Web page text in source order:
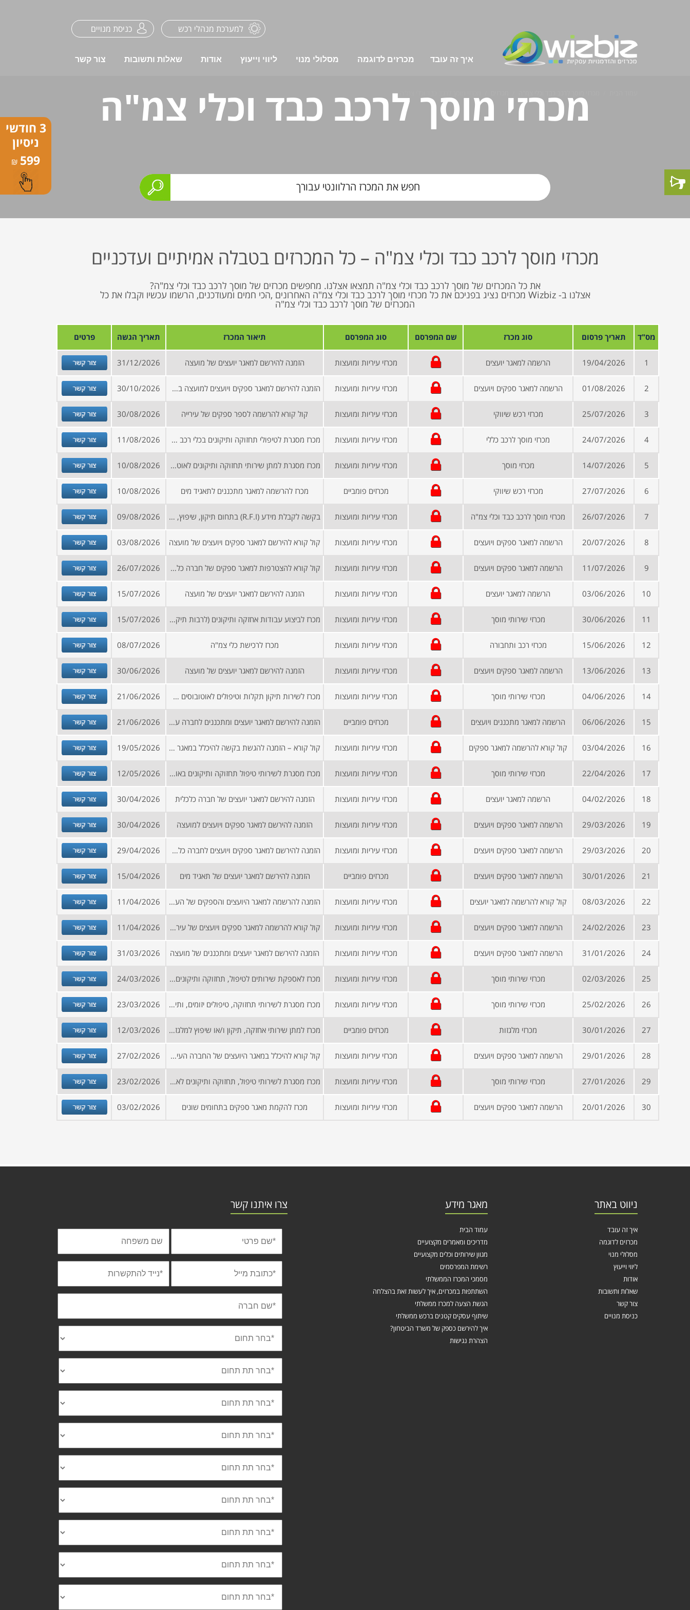
כניסת מנויים למערכת מנהלי רכש
איך זה עובד מכרזים לדוגמה מסלולי מנוי ליווי וייעוץ אודות שאלות ותשובות צור קשר
מכרזי מוסך לרכב כבד וכלי צמ"ה
מכרזי מוסך לרכב כבד וכלי צמ"ה – כל המכרזים בטבלה אמיתיים ועדכניים
את כל המכרזים של מוסך לרכב כבד וכלי צמ"ה תמצאו אצלנו. מחפשים מכרזים של מוסך לרכב כבד וכלי צמ"ה?
אצלנו ב- Wizbiz מכרזים נציג בפניכם את כל מכרזי מוסך לרכב כבד וכלי צמ"ה האחרונים ,הכי חמים ומעודכנים, הרשמו עכשיו וקבלו את כל
המכרזים של מוסך לרכב כבד וכלי צמ"ה
מס"ד תאריך פרסום סוג מכרז שם המפרסם סוג המפרסם תיאור המכרז תאריך הגשה פרטים
1
19/04/2026 הרשמה למאגר יועצים מכרזי עיריות ומועצות הזמנה להירשם למאגר יועצים של מועצה 31/12/2026 צור קשר
2
01/08/2026 הרשמה למאגר ספקים ויועצים מכרזי עיריות ומועצות הזמנה להירשם למאגר ספקים ויועצים למועצה בצפון הארץ 30/10/2026 צור קשר
3
25/07/2026 מכרזי רכש שיווקי מכרזי עיריות ומועצות קול קורא להרשמה לספר ספקים של עירייה 30/08/2026 צור קשר
4
24/07/2026 מכרזי מוסך לרכב כללי מכרזי עיריות ומועצות מכרז מסגרת לטיפולי תחזוקה ותיקונים בכלי רכב פרטיים, מסחריים, אוטובוסים ומשאיות של מועצה בצפון הארץ 11/08/2026 צור קשר
5
14/07/2026 מכרזי מוסך מכרזי עיריות ומועצות מכרז מסגרת למתן שירותי תחזוקה ותיקונים לאוטובוסים ומשאיות של מועצה 10/08/2026 צור קשר
6
27/07/2026 מכרזי רכש שיווקי מכרזים פומביים מכרז להרשמה למאגר מתכננים לתאגיד מים 10/08/2026 צור קשר
7
26/07/2026 מכרזי מוסך לרכב כבד וכלי צמ"ה מכרזי עיריות ומועצות בקשה לקבלת מידע (R.F.I) בתחום תיקון, שיפוץ, ייצור, שיקום, בדיקה והנדסה של מכלולי חשמל גדולים, מנועי הסעה, גנרטורים ורכיבי מנועים המשמשים ברכבת ישראל 09/08/2026 צור קשר
8
20/07/2026 הרשמה למאגר ספקים ויועצים מכרזי עיריות ומועצות קול קורא להירשם למאגר ספקים ויועצים של מועצה 03/08/2026 צור קשר
9
11/07/2026 הרשמה למאגר ספקים ויועצים מכרזי עיריות ומועצות קול קורא להצטרפות למאגר ספקים של חברה כלכלית 26/07/2026 צור קשר
10
03/06/2026 הרשמה למאגר יועצים מכרזי עיריות ומועצות הזמנה להירשם למאגר יועצים של מועצה 15/07/2026 צור קשר
11
30/06/2026 מכרזי שירותי מוסך מכרזי עיריות ומועצות מכרז לביצוע עבודות אחזקה ותיקונים (לרבות תיקוני שבר וטיפולים תקופתיים) לרכבים במשקל כולל מעל 3.5 טון, לרבות רכבים במשקל 12 טון ומעלה 15/07/2026 צור קשר
12
15/06/2026 מכרזי רכב ותחבורה מכרזי עיריות ומועצות מכרז לרכישת כלי צמ"ה 08/07/2026 צור קשר
13
13/06/2026 הרשמה למאגר ספקים ויועצים מכרזי עיריות ומועצות הזמנה להירשם למאגר יועצים של מועצה 30/06/2026 צור קשר
14
04/06/2026 מכרזי שירותי מוסך מכרזי עיריות ומועצות מכרז לשירות תיקון תקלות וטיפולים לאוטובוסים תוצרת SCANIA ותוצרת VOLVO (פרק 1), שירות תיקון תקלות וטיפולים למשאיות (פרק 2) 21/06/2026 צור קשר
15
06/06/2026 הרשמה למאגר מתכננים ויועצים מכרזים פומביים הזמנה להירשם למאגר יועצים ומתכננים לחברה עירונית 21/06/2026 צור קשר
16
03/04/2026 קול קורא להרשמה למאגר ספקים מכרזי עיריות ומועצות קול קורא – הזמנה להגשת בקשה להיכלל במאגר ספקים/יועצים במגוון תחומים 19/05/2026 צור קשר
17
22/04/2026 מכרזי שירותי מוסך מכרזי עיריות ומועצות מכרז מסגרת לשירותי טיפול תחזוקה ותיקונים באוטובוסים ומשאיות 12/05/2026 צור קשר
18
04/02/2026 הרשמה למאגר יועצים מכרזי עיריות ומועצות הזמנה להירשם למאגר יועצים של חברה כלכלית 30/04/2026 צור קשר
19
29/03/2026 הרשמה למאגר ספקים ויועצים מכרזי עיריות ומועצות הזמנה להירשם למאגר ספקים ויועצים למועצה 30/04/2026 צור קשר
20
29/03/2026 הרשמה למאגר ספקים ויועצים מכרזי עיריות ומועצות הזמנה להירשם למאגר ספקים ויועצים לחברה כלכלית 29/04/2026 צור קשר
21
30/01/2026 הרשמה למאגר ספקים ויועצים מכרזים פומביים הזמנה להירשם למאגר יועצים של תאגיד מים 15/04/2026 צור קשר
22
08/03/2026 קול קורא להרשמה למאגר יועצים מכרזי עיריות ומועצות הזמנה להרשמה למאגר היועצים והספקים של העירייה (פירוט התחומים נמצא באתר הרישום) 11/04/2026 צור קשר
23
24/02/2026 הרשמה למאגר ספקים ויועצים מכרזי עיריות ומועצות קול קורא להרשמה למאגר ספקים ויועצים של עירייה 11/04/2026 צור קשר
24
31/01/2026 הרשמה למאגר ספקים ויועצים מכרזי עיריות ומועצות הזמנה להירשם למאגר יועצים ומתכננים של מועצה 31/03/2026 צור קשר
25
02/03/2026 מכרזי שירותי מוסך מכרזי עיריות ומועצות מכרז לאספקת שירותים לטיפול, תחזוקה ותיקונים לאוטובוסים ומשאיות (2 פרקים) 24/03/2026 צור קשר
26
25/02/2026 מכרזי שירותי מוסך מכרזי עיריות ומועצות מכרז מסגרת לשירותי תחזוקה, טיפולים יזומים, ותיקונים במשאיות עבור עירייה במרכז הארץ 23/03/2026 צור קשר
27
30/01/2026 מכרזי מלגזות מכרזים פומביים מכרז למתן שירותי אחזקה, תיקון ו/או שיפוץ למלגזות מ- 1.5- טון ועד 28 טון 12/03/2026 צור קשר
28
29/01/2026 הרשמה למאגר ספקים ויועצים מכרזי עיריות ומועצות קול קורא להיכלל במאגר היועצים של החברה העירונית לתרבות, נוער, ספורט ונופש אשקלון 27/02/2026 צור קשר
29
27/01/2026 מכרזי שירותי מוסך מכרזי עיריות ומועצות מכרז מסגרת לשירותי טיפול, תחזוקה ותיקונים לאוטובוסים, טנדרים ומשאיות 23/02/2026 צור קשר
30
20/01/2026 הרשמה למאגר ספקים ויועצים מכרזי עיריות ומועצות מכרז להקמת מאגר ספקים בתחומים שונים 03/02/2026 צור קשר
ניווט באתר
איך זה עובד
מכרזים לדוגמה
מסלולי מנוי
ליווי וייעוץ
אודות
שאלות ותשובות
צור קשר
כניסת מנויים
מאגר מידע
עמוד הבית
מדריכים ומאמרים מקצועיים
מגוון שירותים וכלים מקצועיים
רשימת המפרסמים
מסמכי המכרז הממשלתי
השתתפות במכרזים, איך לעשות זאת בהצלחה
הגשת הצעה למכרז ממשלתי
שיתוף עסקים קטנים ברכש ממשלתי
איך להירשם כספק של משרד הביטחון?
הצהרת נגישות
צרו איתנו קשר
3 חודשי
ניסיון
599
₪